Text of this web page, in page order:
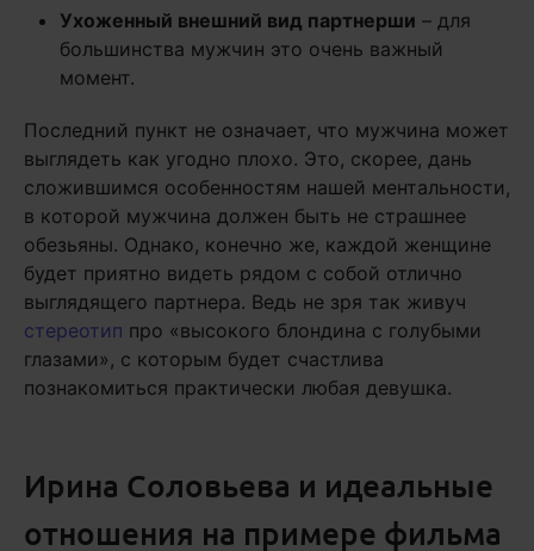
Ухоженный внешний вид партнерши – для
большинства мужчин это очень важный
момент.
Последний пункт не означает, что мужчина может
выглядеть как угодно плохо. Это, скорее, дань
сложившимся особенностям нашей ментальности,
в которой мужчина должен быть не страшнее
обезьяны. Однако, конечно же, каждой женщине
будет приятно видеть рядом с собой отлично
выглядящего партнера. Ведь не зря так живуч
стереотип про «высокого блондина с голубыми
глазами», с которым будет счастлива
познакомиться практически любая девушка.
Ирина Соловьева и идеальные
отношения на примере фильма